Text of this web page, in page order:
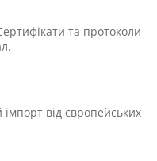
та протоколи
імпорт від європейських